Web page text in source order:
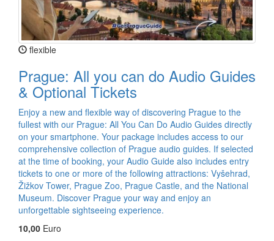
flexible
Prague: All you can do Audio Guides
& Optional Tickets
Enjoy a new and flexible way of discovering Prague to the
fullest with our Prague: All You Can Do Audio Guides directly
on your smartphone. Your package includes access to our
comprehensive collection of Prague audio guides. If selected
at the time of booking, your Audio Guide also includes entry
tickets to one or more of the following attractions: Vyšehrad,
Žižkov Tower, Prague Zoo, Prague Castle, and the National
Museum. Discover Prague your way and enjoy an
unforgettable sightseeing experience.
10,00 Euro